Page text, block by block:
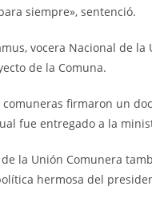
siempre», sentenció.
vocera Nacional de
de la Comuna.
comuneras firmaron un
fue entregado a la
la Unión Comunera
hermosa del